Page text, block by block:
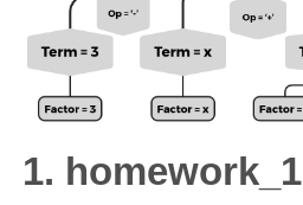
1. homework_1